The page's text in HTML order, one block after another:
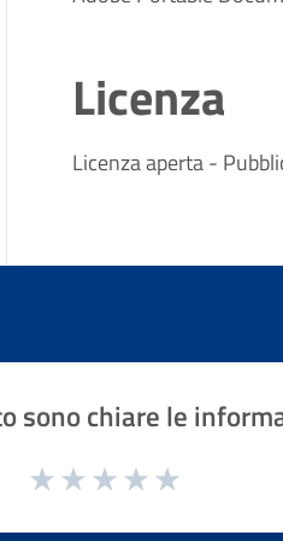
Licenza
Licenza aperta -
sono chiare le
1 a 5 stelle la pagina